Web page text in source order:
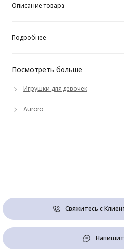
Посмотреть больше
Игрушки для девочек
Aurora
Описание товара
Подробнее
Свяжитесь с